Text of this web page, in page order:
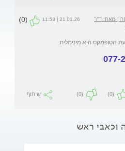
| מאת: ד"ר
21.01.26 | 11:53
(0)
הטופמקס היא מינימלית.
077-
(0)
(0) שיתוף
וכאבי ראש